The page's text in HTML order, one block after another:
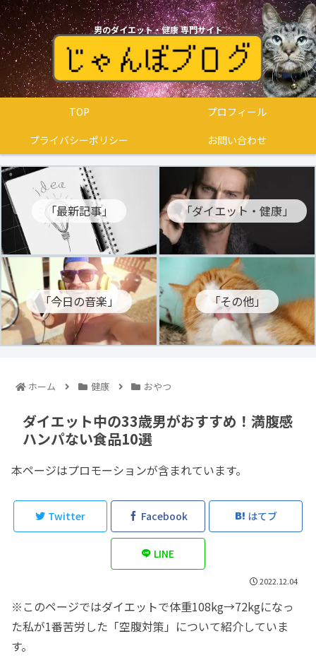
男のダイエット・健康 専門サイト
TOP
プロフィール
プライバシーポリシー
お問い合わせ
「最新記事」 「ダイエット・健康」
「今日の音楽」 「その他」
ホーム 健康 おやつ
ダイエット中の33歳男がおすすめ！満腹感
ハンパない食品10選
本ページはプロモーションが含まれています。
Twitter Facebook はてブ
LINE
2022.12.04
※このページではダイエットで体重108kg→72kgになっ
た私が1番苦労した「空腹対策」について紹介していま
す。